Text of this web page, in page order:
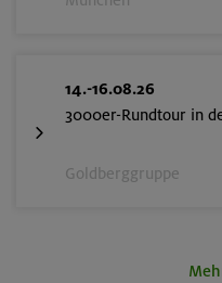
14.-16.08.26
3000er-Rundtour in
Goldberggruppe